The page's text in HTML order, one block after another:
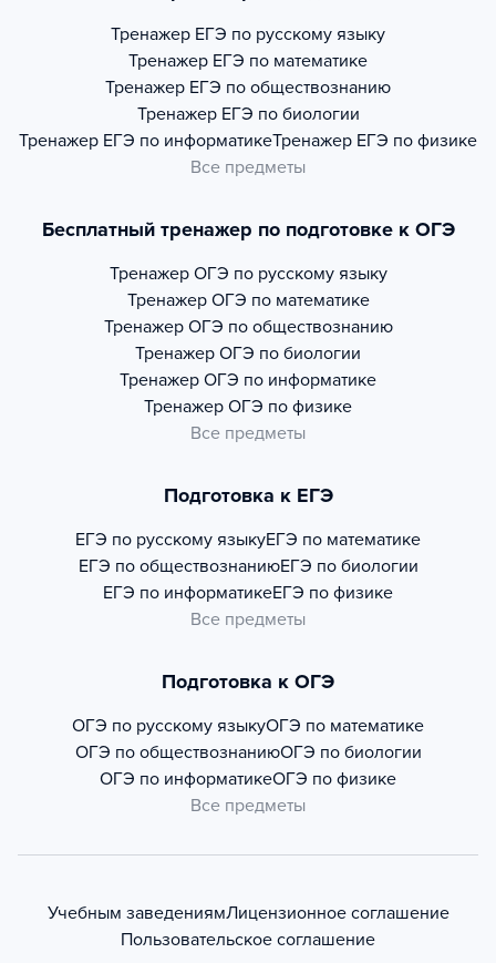
Тренажер ЕГЭ по русскому языку
Тренажер ЕГЭ по математике
Тренажер ЕГЭ по обществознанию
Тренажер ЕГЭ по биологии
Тренажер ЕГЭ по информатикеТренажер ЕГЭ по физике
Все предметы
Бесплатный тренажер по подготовке к ОГЭ
Тренажер ОГЭ по русскому языку
Тренажер ОГЭ по математике
Тренажер ОГЭ по обществознанию
Тренажер ОГЭ по биологии
Тренажер ОГЭ по информатике
Тренажер ОГЭ по физике
Все предметы
Подготовка к ЕГЭ
ЕГЭ по русскому языкуЕГЭ по математике
ЕГЭ по обществознаниюЕГЭ по биологии
ЕГЭ по информатикеЕГЭ по физике
Все предметы
Подготовка к ОГЭ
ОГЭ по русскому языкуОГЭ по математике
ОГЭ по обществознаниюОГЭ по биологии
ОГЭ по информатикеОГЭ по физике
Все предметы
Учебным заведениямЛицензионное соглашение
Пользовательское соглашение